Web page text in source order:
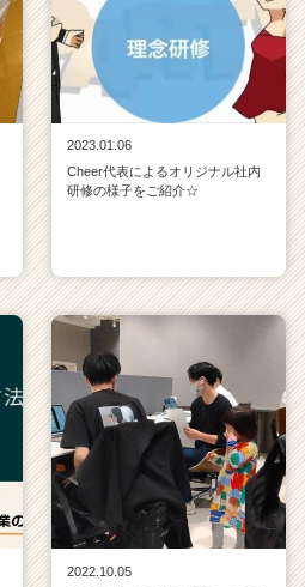
2023.01.06
Cheer代表によるオリジナル社内
研修の様子をご紹介☆
2022.10.05